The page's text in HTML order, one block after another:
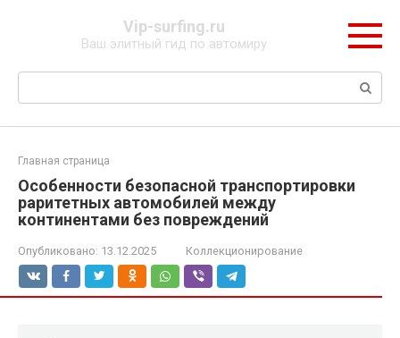
Vip-surfing.ru
Ваш элитный гид по автомиру
Поиск:
Главная страница
Особенности безопасной транспортировки
раритетных автомобилей между
континентами без повреждений
Опубликовано: 13.12.2025 Коллекционирование